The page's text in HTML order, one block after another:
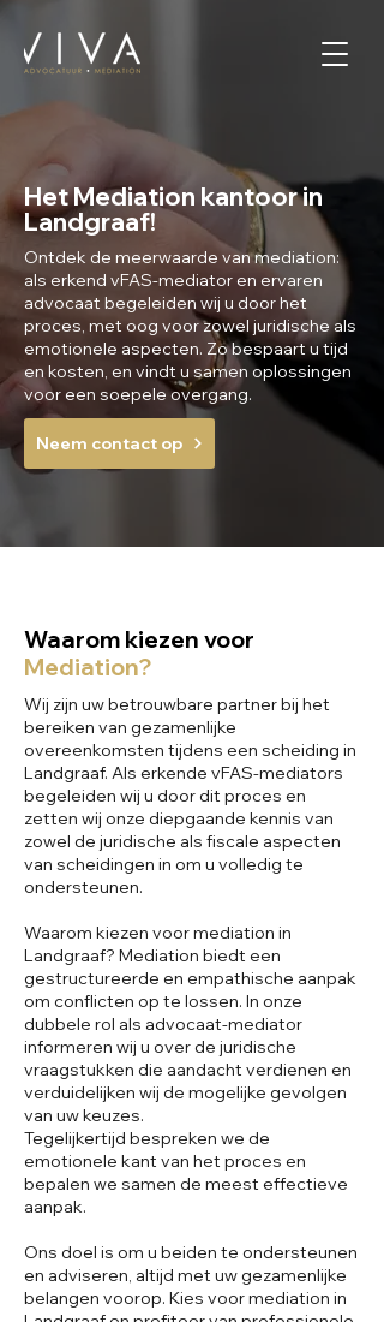
Het Mediation kantoor in
Landgraaf!
Ontdek de meerwaarde van mediation:
als erkend vFAS-mediator en ervaren
advocaat begeleiden wij u door het
proces, met oog voor zowel juridische als
emotionele aspecten. Zo bespaart u tijd
en kosten, en vindt u samen oplossingen
voor een soepele overgang.
Neem contact op
Waarom kiezen voor
Mediation?
Wij zijn uw betrouwbare partner bij het
bereiken van gezamenlijke
overeenkomsten tijdens een scheiding in
Landgraaf. Als erkende vFAS-mediators
begeleiden wij u door dit proces en
zetten wij onze diepgaande kennis van
zowel de juridische als fiscale aspecten
van scheidingen in om u volledig te
ondersteunen.
Waarom kiezen voor mediation in
Landgraaf? Mediation biedt een
gestructureerde en empathische aanpak
om conflicten op te lossen. In onze
dubbele rol als advocaat-mediator
informeren wij u over de juridische
vraagstukken die aandacht verdienen en
verduidelijken wij de mogelijke gevolgen
van uw keuzes.
Tegelijkertijd bespreken we de
emotionele kant van het proces en
bepalen we samen de meest effectieve
aanpak.
Ons doel is om u beiden te ondersteunen
en adviseren, altijd met uw gezamenlijke
belangen voorop. Kies voor mediation in